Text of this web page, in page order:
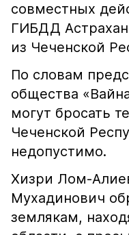
совместных
ГИБДД
из Чеченской
По словам
общества
могут бросать
Чеченской
недопустимо.
Хизри Лом-
Мухадинович
землякам,